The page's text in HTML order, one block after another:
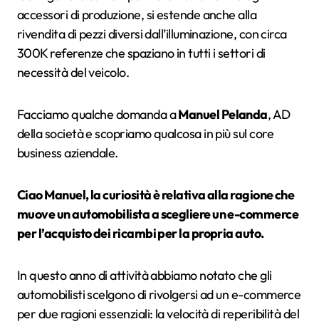
accessori di produzione, si estende anche alla
rivendita di pezzi diversi dall’illuminazione, con circa
300K referenze che spaziano in tutti i settori di
necessità del veicolo.
Facciamo qualche domanda aManuel Pelanda, AD
della società e scopriamo qualcosa in più sul core
business aziendale.
Ciao Manuel, la curiosità è relativa alla ragione che
muove un automobilista a scegliere un e-commerce
per l’acquisto dei ricambi per la propria auto.
In questo anno di attività abbiamo notato che gli
automobilisti scelgono di rivolgersi ad un e-commerce
per due ragioni essenziali: la velocità di reperibilità del